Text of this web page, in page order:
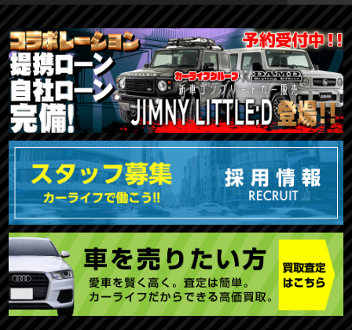
TOKYO店在庫車両
大阪店在庫車両
福岡店在庫車両 車種で探す
メーカーで探す 〜19,999円
20,000円〜29,999円
30,000円〜39,999円
40,000円〜49,999円
50,000円〜